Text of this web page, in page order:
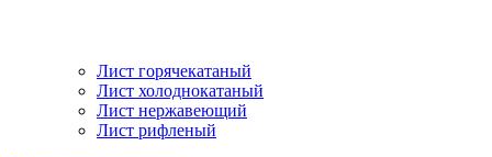
Лист горячекатаный
Лист холоднокатаный
Лист нержавеющий
Лист рифленый